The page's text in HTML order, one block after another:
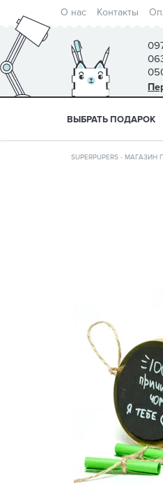
О нас Контакты
ВЫБРАТЬ ПОДАРОК
SUPERPUPERS -